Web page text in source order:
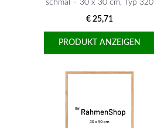
schmal – 30 x 30 cm, Typ 320
€ 25,71
PRODUKT ANZEIGEN